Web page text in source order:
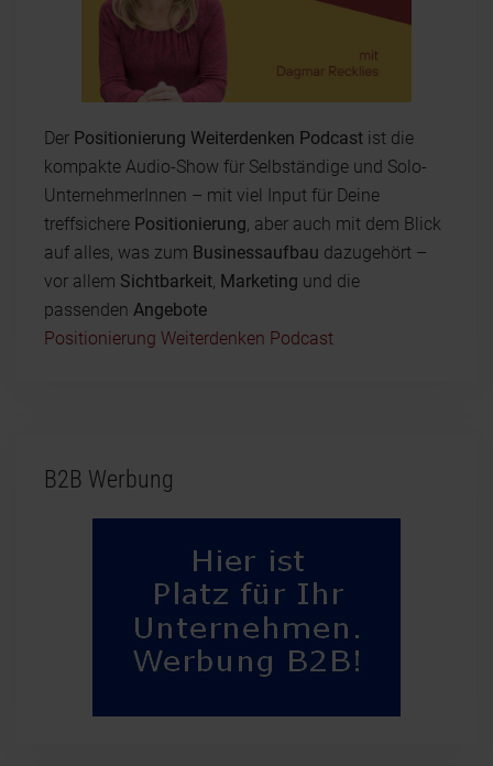
Der Positionierung Weiterdenken Podcast ist die
kompakte Audio-Show für Selbständige und Solo-
UnternehmerInnen – mit viel Input für Deine
treffsichere Positionierung, aber auch mit dem Blick
auf alles, was zum Businessaufbau dazugehört –
vor allem Sichtbarkeit, Marketing und die
passenden Angebote
Positionierung Weiterdenken Podcast
B2B Werbung